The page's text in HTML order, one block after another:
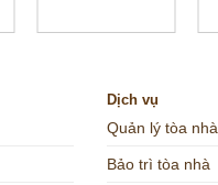
Dịch vụ
Quản lý tòa nhà
Bảo trì tòa nhà